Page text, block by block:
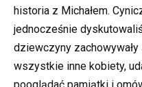
historia z Michałem.
jednocześnie
dziewczyny
wszystkie inne kobiety,